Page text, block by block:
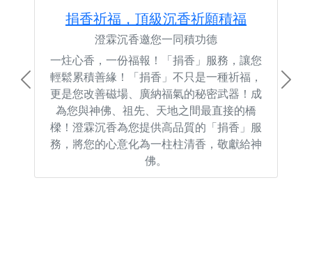
捐香祈福，頂級沉香祈願積福
澄霖沉香邀您一同積功德
一炷心香，一份福報！「捐香」服務，讓您
輕鬆累積善緣！「捐香」不只是一種祈福，
更是您改善磁場、廣納福氣的秘密武器！成
為您與神佛、祖先、天地之間最直接的橋
樑！澄霖沉香為您提供高品質的「捐香」服
務，將您的心意化為一柱柱清香，敬獻給神
佛。
Previous Next